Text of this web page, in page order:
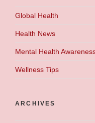
Global Health
Health News
Mental Health
Wellness Tips
ARCHIVES